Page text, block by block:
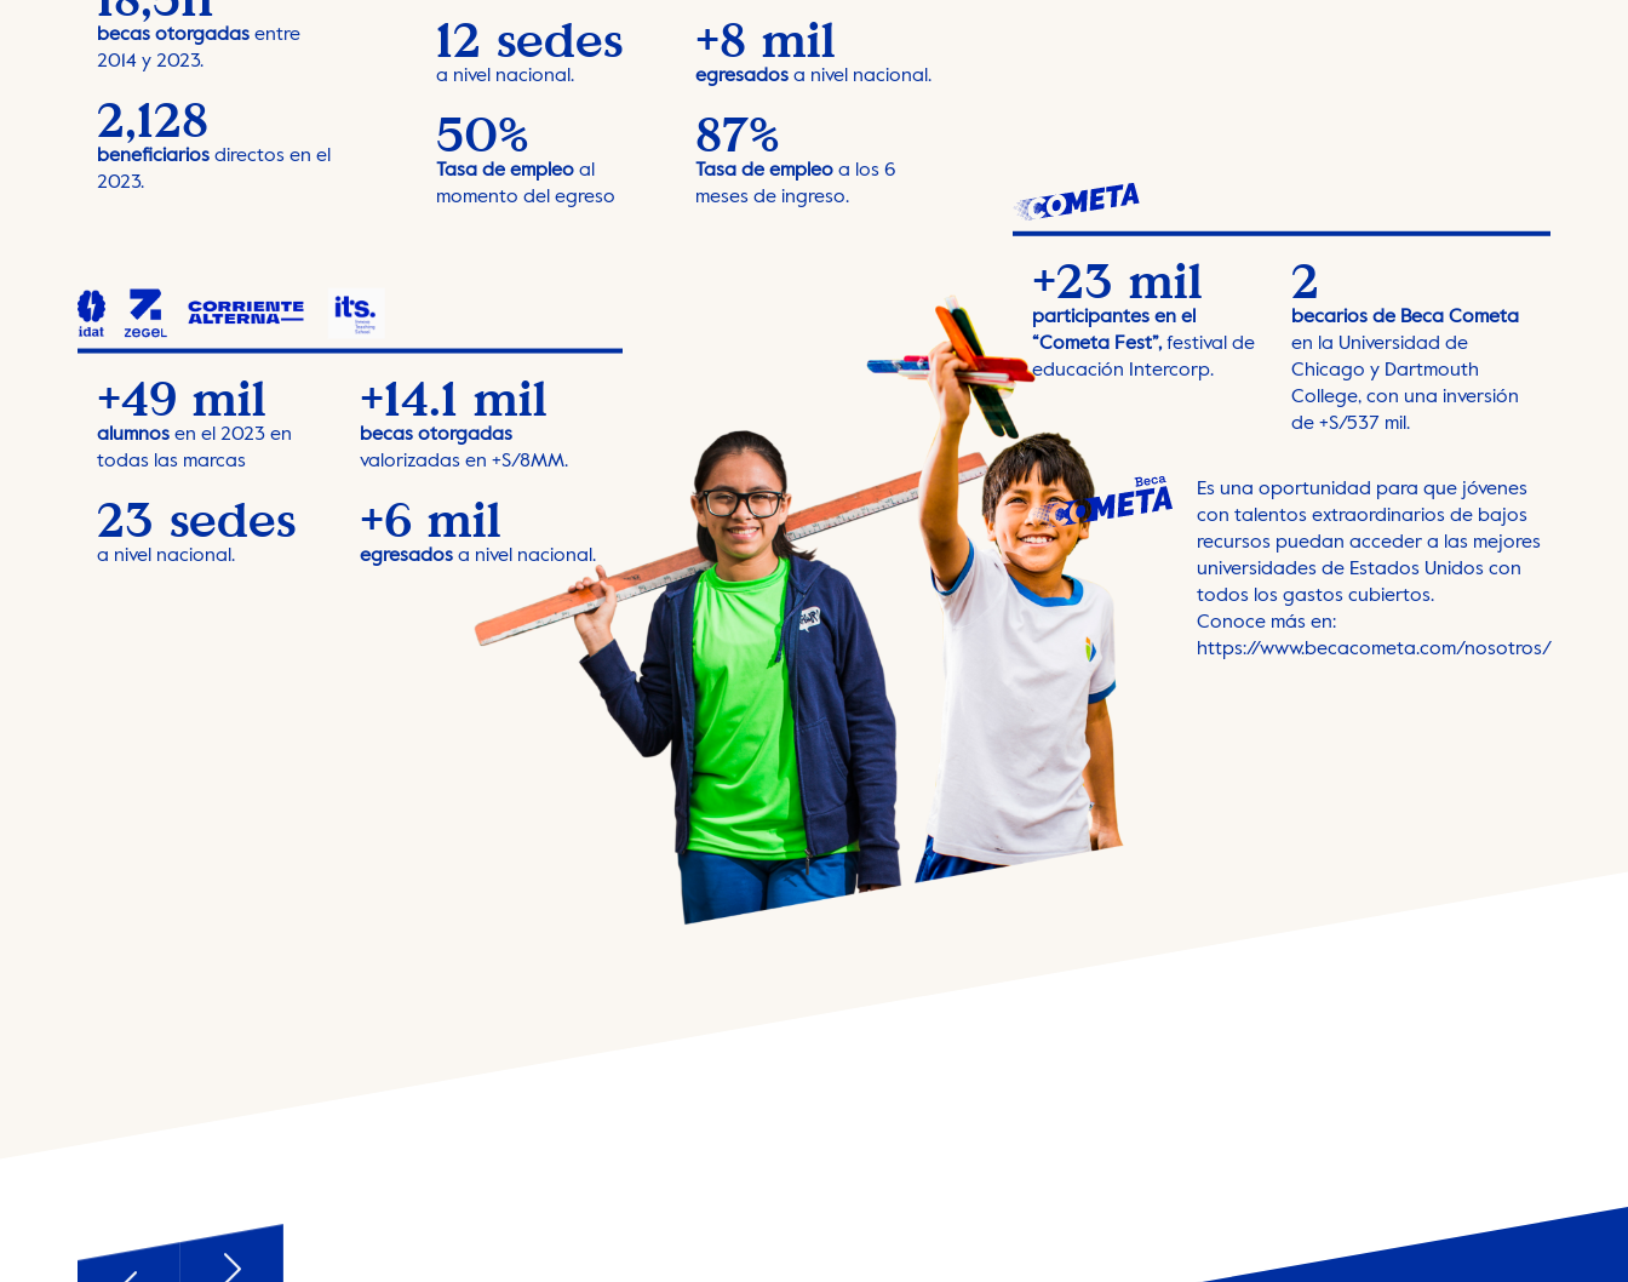
becas otorgadas entre
2014 y 2023.
2,128
beneficiarios directos en el
2023.
12 sedes
a nivel nacional.
+8 mil
egresados a nivel nacional.
50%
Tasa de empleo al
momento del egreso
87%
Tasa de empleo a los 6
meses de ingreso.
+49 mil
alumnos en el 2023 en
todas las marcas
+14.1 mil
becas otorgadas
valorizadas en +S/8MM.
23 sedes
a nivel nacional.
+6 mil
egresados a nivel nacional.
+23 mil
participantes en el
“Cometa Fest”,festival de
educación Intercorp.
2
becarios de Beca Cometa
en la Universidad de
Chicago y Dartmouth
College, con una inversión
de +S/537 mil.
Es una oportunidad para que jóvenes
con talentos extraordinarios de bajos
recursos puedan acceder a las mejores
universidades de Estados Unidos con
todos los gastos cubiertos.
Conoce más en:
https://www.becacometa.com/nosotros/